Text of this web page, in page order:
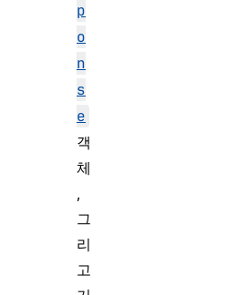
p
o
n
s
e
객
체
,
그
리
고